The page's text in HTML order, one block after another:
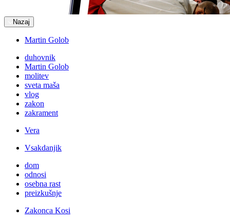
Nazaj
Martin Golob
duhovnik
Martin Golob
molitev
sveta maša
vlog
zakon
zakrament
Vera
Vsakdanjik
dom
odnosi
osebna rast
preizkušnje
Zakonca Kosi